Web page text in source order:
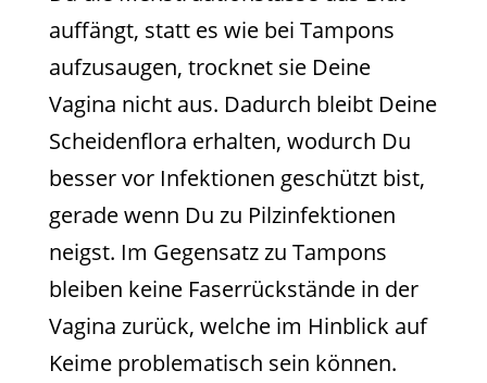
auffängt, statt es wie bei Tampons
aufzusaugen, trocknet sie Deine
Vagina nicht aus. Dadurch bleibt Deine
Scheidenflora erhalten, wodurch Du
besser vor Infektionen geschützt bist,
gerade wenn Du zu Pilzinfektionen
neigst. Im Gegensatz zu Tampons
bleiben keine Faserrückstände in der
Vagina zurück, welche im Hinblick auf
Keime problematisch sein können.